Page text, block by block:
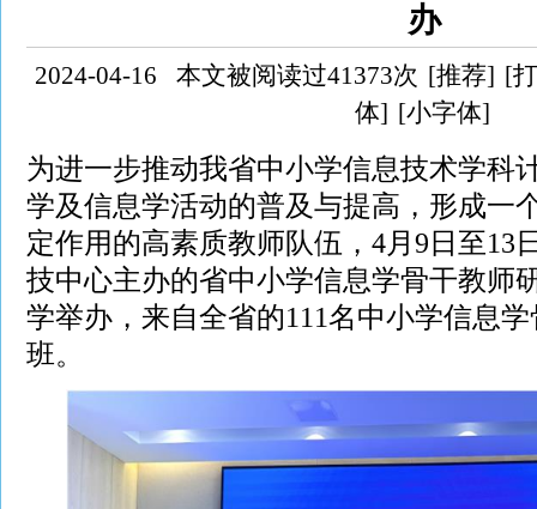
办
2024-04-16 本文被阅读过41373次 [推荐] [
体] [小字体]
为进一步推动我省中小学信息技术学科
学及信息学活动的普及与提高，形成一
定作用的高素质教师队伍，4月9日至13
技中心主办的省中小学信息学骨干教师
学举办，来自全省的111名中小学信息
班。